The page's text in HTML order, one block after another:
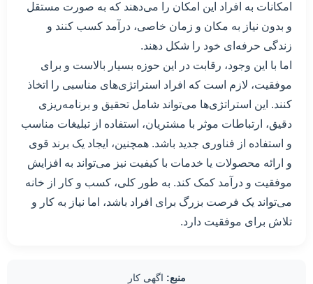
امکانات به افراد این امکان را می‌دهند که به صورت مستقل
و بدون نیاز به مکان و زمان خاصی، درآمد کسب کنند و
زندگی حرفه‌ای خود را شکل دهند.
اما با این وجود، رقابت در این حوزه بسیار بالاست و برای
موفقیت، لازم است که افراد استراتژی‌های مناسبی را اتخاذ
کنند. این استراتژی‌ها می‌تواند شامل تحقیق و برنامه‌ریزی
دقیق، ارتباطات موثر با مشتریان، استفاده از تبلیغات مناسب
و استفاده از فناوری جدید باشد. همچنین، ایجاد یک برند قوی
و ارائه محصولات یا خدمات با کیفیت نیز می‌تواند به افزایش
موفقیت و درآمد کمک کند. به طور کلی، کسب و کار از خانه
می‌تواند یک فرصت بزرگ برای افراد باشد، اما نیاز به کار و
تلاش برای موفقیت دارد.
منبع: اگهی کار